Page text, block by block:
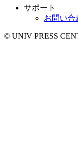
サポート
お問い合
© UNIV PRESS